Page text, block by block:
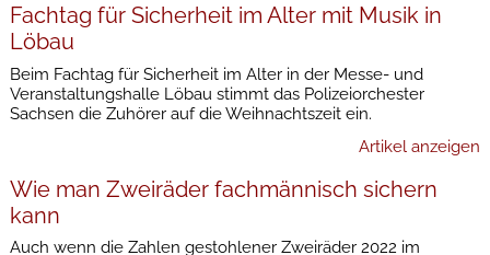
Fachtag für Sicherheit im Alter mit Musik in
Löbau
Beim Fachtag für Sicherheit im Alter in der Messe- und
Veranstaltungshalle Löbau stimmt das Polizeiorchester
Sachsen die Zuhörer auf die Weihnachtszeit ein.
Artikel anzeigen
Wie man Zweiräder fachmännisch sichern
kann
Auch wenn die Zahlen gestohlener Zweiräder 2022 im